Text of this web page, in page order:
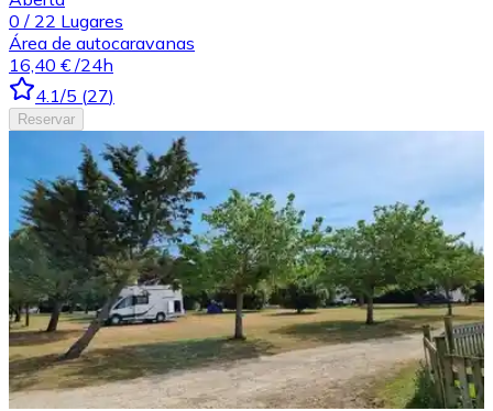
0 / 22 Lugares
Área de autocaravanas
16,40 € /24h
4.1/5 (27)
Reservar